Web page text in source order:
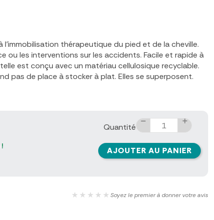
l'immobilisation thérapeutique du pied et de la cheville.
ou les interventions sur les accidents. Facile et rapide à
est conçu avec un matériau cellulosique recyclable.
pas de place à stocker à plat. Elles se superposent.
Quantité
AJOUTER AU PANIER
★★★★★ Soyez le premier à donner votre avis